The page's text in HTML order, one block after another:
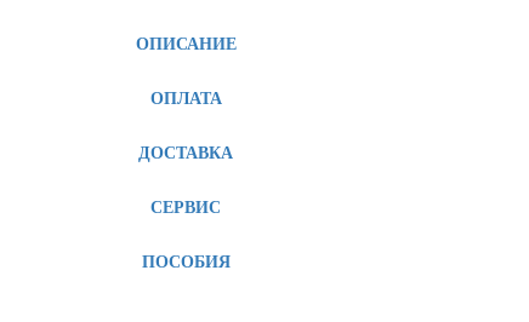
ОПИСАНИЕ
ОПЛАТА
ДОСТАВКА
СЕРВИС
ПОСОБИЯ